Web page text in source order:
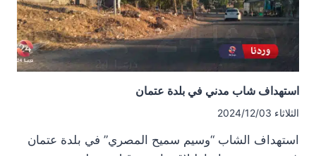
استهداف شاب مدني في بلدة عتمان
الثلاثاء 2024/12/03
استهداف الشاب “وسيم سميح المصري” في بلدة عتمان